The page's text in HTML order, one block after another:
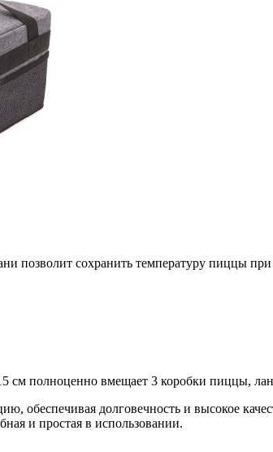
позволит сохранить температуру пиццы
см полноценно вмещает 3 коробки пиццы,
долговечность и высокое
и простая в использовании.